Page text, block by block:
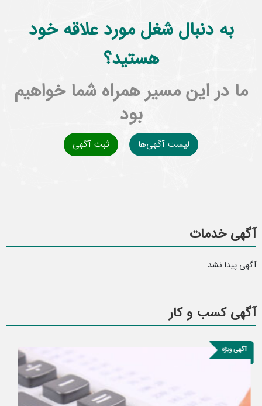
به دنبال شغل مورد علاقه خود
هستید؟
ما در این مسیر همراه شما خواهیم
بود
لیست آگهی‌ها ثبت آگهی
آگهی خدمات
آگهی پیدا نشد
آگهی کسب و کار